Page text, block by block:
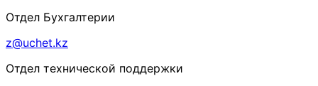
Отдел Бухгалтерии
z@uchet.kz
Отдел технической поддержки